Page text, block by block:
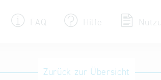
FAQ Hilfe
ändern / löschen
Zurück zur Übersicht